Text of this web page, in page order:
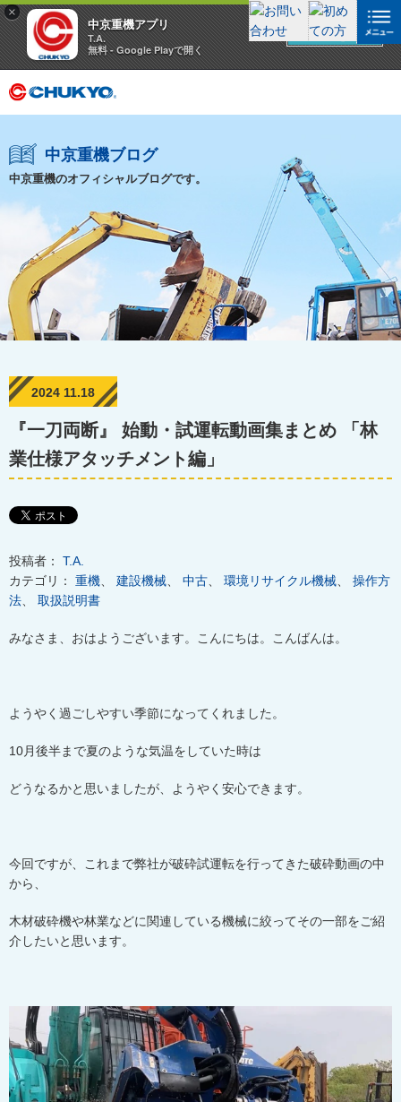
×
中京重機アプリ
T.A.
無料 - Google Playで開く
アプリを見る
中京重機ブログ
中京重機のオフィシャルブログです。
2024 11.18
『一刀両断』 始動・試運転動画集まとめ 「林
業仕様アタッチメント編」
投稿者：
T.A.
カテゴリ： 重機 建設機械 中古 環境リサイクル機械
操作方
法
取扱説明書
みなさま、おはようございます。こんにちは。こんばんは。
ようやく過ごしやすい季節になってくれました。
10月後半まで夏のような気温をしていた時は
どうなるかと思いましたが、ようやく安心できます。
今回ですが、これまで弊社が破砕試運転を行ってきた破砕動画の中
から、
木材破砕機や林業などに関連している機械に絞ってその一部をご紹
介したいと思います。